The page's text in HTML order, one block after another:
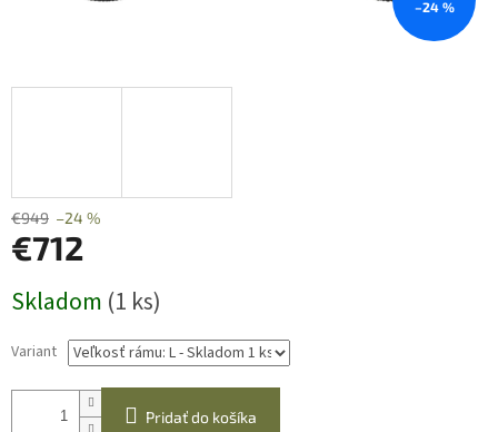
–24 %
€949 –24 %
€712
cena:
Skladom (1 ks)
Variant
Pridať do košíka